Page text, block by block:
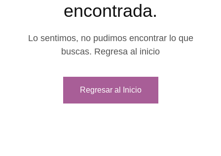
encontrada.
Lo sentimos, no pudimos encontrar lo que
buscas. Regresa al inicio
Regresar al Inicio